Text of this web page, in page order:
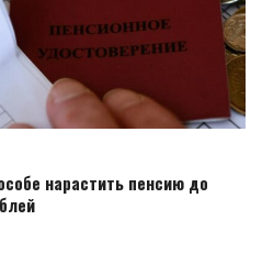
нарастить пенсию до